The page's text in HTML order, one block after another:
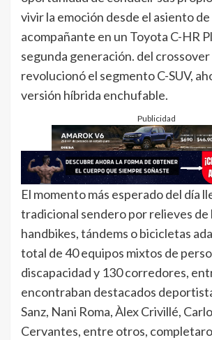
vivir la emoción desde el asiento de
acompañante en un Toyota C-HR
segunda generación. del crossover
revolucionó el segmento C-SUV,
versión híbrida enchufable.
Publicidad
El momento más esperado del día
tradicional sendero por relieves de
handbikes, tándems o bicicletas
total de 40 equipos mixtos de
discapacidad y 130 corredores,
encontraban destacados
Sanz, Nani Roma, Àlex Crivillé,
Cervantes, entre otros,